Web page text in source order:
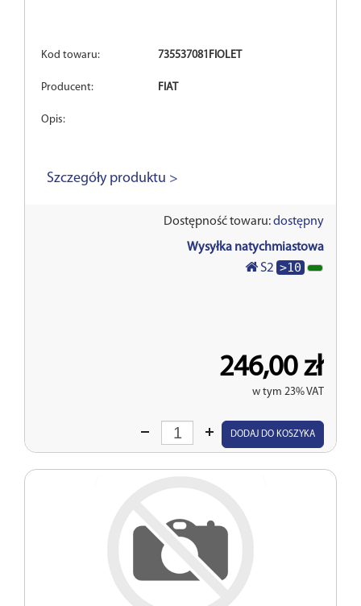
Kod towaru: 735537081FIOLET
Producent: FIAT
Opis:
Szczegóły produktu >
Dostępność towaru:dostępny
Wysyłka natychmiastowa
S2 >10
246,00 zł
w tym 23% VAT
Wprowadź
DODAJ DO KOSZYKA